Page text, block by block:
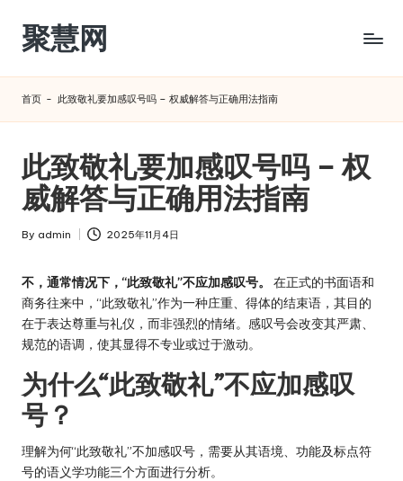
Skip
content
聚慧网
首页 - 此致敬礼要加感叹号吗 – 权威解答与正确用法指南
此致敬礼要加感叹号吗 – 权
威解答与正确用法指南
Posted
By admin 2025年11月4日
不，通常情况下，“此致敬礼”不应加感叹号。
在正式的书面语和
商务往来中，“此致敬礼”作为一种庄重、得体的结束语，其目的
在于表达尊重与礼仪，而非强烈的情绪。感叹号会改变其严肃、
规范的语调，使其显得不专业或过于激动。
为什么“此致敬礼”不应加感叹
号？
理解为何“此致敬礼”不加感叹号，需要从其语境、功能及标点符
号的语义学功能三个方面进行分析。